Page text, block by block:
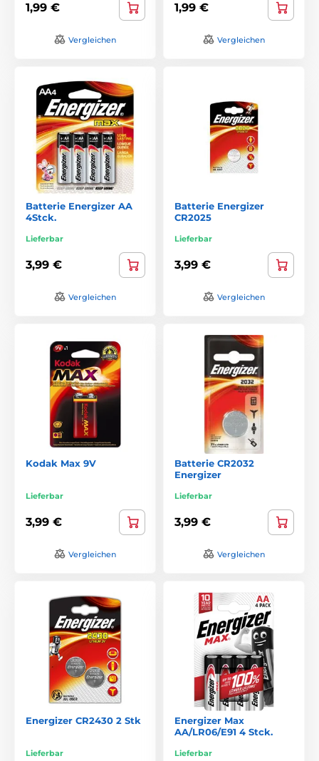
1,99 €
Vergleichen
1,99 €
Vergleichen
Batterie Energizer AA
4Stck.
Lieferbar
3,99 €
Vergleichen
Batterie Energizer
CR2025
Lieferbar
3,99 €
Vergleichen
Kodak Max 9V
Lieferbar
3,99 €
Vergleichen
Batterie CR2032
Energizer
Lieferbar
3,99 €
Vergleichen
Energizer CR2430 2 Stk
Lieferbar
Energizer Max
AA/LR06/E91 4 Stck.
Lieferbar